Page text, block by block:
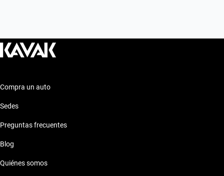
Compra un auto
Sedes
Preguntas frecuentes
Blog
Quiénes somos